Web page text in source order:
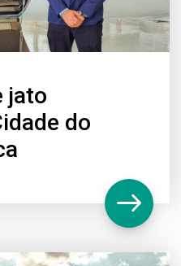
jato
do